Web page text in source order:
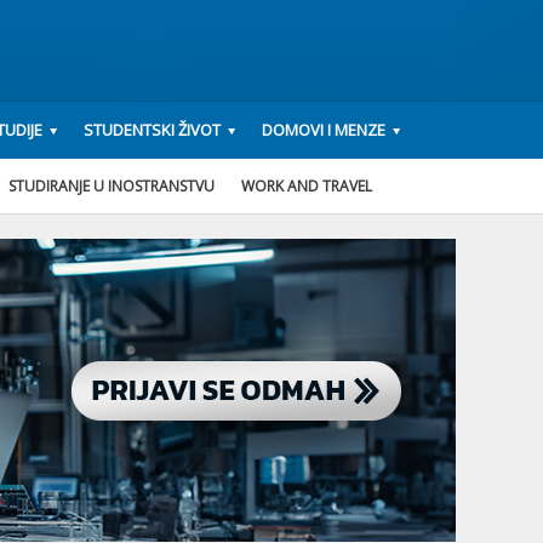
STUDENTSKI ŽIVOT DOMOVI I MENZE
STUDIRANJE U INOSTRANSTVU WORK AND TRAVEL